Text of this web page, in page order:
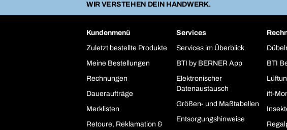
WIR VERSTEHEN DEIN HANDWERK.
Kundenmenü
Zuletzt bestellte Produkte
Meine Bestellungen
Rechnungen
Daueraufträge
Merklisten
Retoure, Reklamation &
Services
Services im Überblick
BTI by BERNER App
Elektronischer
Datenaustausch
Größen- und Maßtabellen
Entsorgungshinweise
BTI
ift-